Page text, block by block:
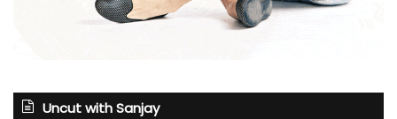
Uncut with Sanjay